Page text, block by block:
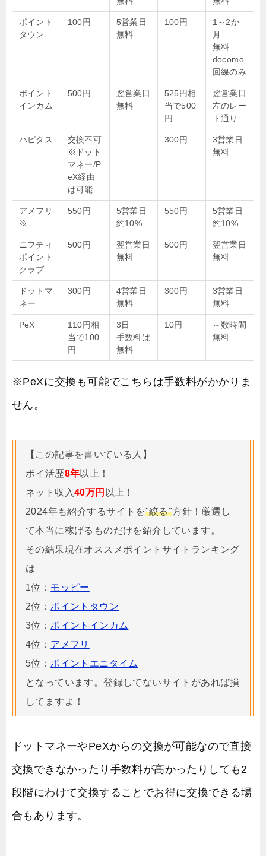
ポイント
タウン
100円
5営業日
無料
100円
1～2か
月
無料
docomo
回線のみ
ポイント
インカム
500円
翌営業日
無料
525円相
当で500
円
翌営業日
左のレー
ト通り
ハピタス
交換不可
※ドット
マネー/P
eX経由
は可能
300円
3営業日
無料
アメフリ
※
550円
5営業日
約10%
550円
5営業日
約10%
ニフティ
ポイント
クラブ
500円
翌営業日
無料
500円
翌営業日
無料
ドットマ
ネー
300円
4営業日
無料
300円
3営業日
無料
PeX
110円相
当で100
円
3日
手数料は
無料
10円
～数時間
無料
※PeXに交換も可能でこちらは手数料がかかりま
せん。
【この記事を書いている人】
ポイ活歴8年以上！
ネット収入40万円 以上！
2024年も紹介するサイトを"絞る"方針！厳選し
て本当に稼げるものだけを紹介しています。
その結果現在オススメポイントサイトランキング
は
1位： モッピー
2位： ポイントタウン
3位： ポイントインカム
4位： アメフリ
5位： ポイントエニタイム
となっています。登録してないサイトがあれば損
してますよ！
ドットマネーやPeXからの交換が可能なので直接
交換できなかったり手数料が高かったりしても2
段階にわけて交換することでお得に交換できる場
合もあります。